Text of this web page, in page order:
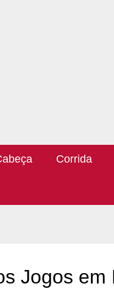
Corrida
Jogos em